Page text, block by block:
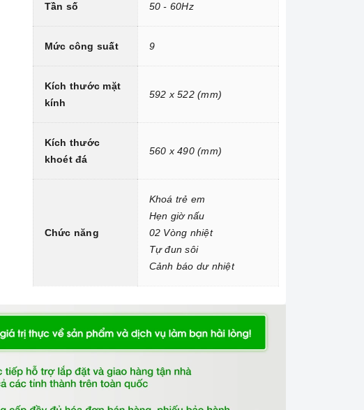
Tần số 50 - 60Hz
Mức công suất 9
Kích thước mặt
kính
592 x 522 (mm)
Kích thước
khoét đá
560 x 490 (mm)
Chức năng
Khoá trẻ em
Hẹn giờ nấu
02 Vòng nhiệt
Tự đun sôi
Cảnh báo dư nhiệt